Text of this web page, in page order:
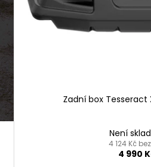
ů
o
t
ů
Zadní box Tesseract
Není
4 124 Kč bez
4 990